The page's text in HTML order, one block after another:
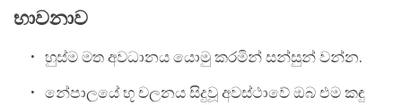
භාවනාව
හුස්ම මත අවධානය යොමු කරමින් සන්සුන් වන්න.
නේපාලයේ භූ චලනය සිදුවූ අවස්ථාවේ ඔබ එම කඳු